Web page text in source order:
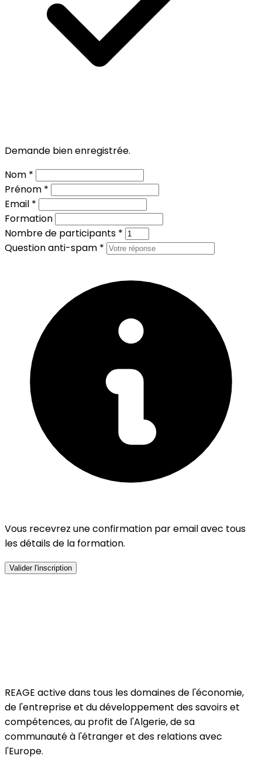
Demande bien enregistrée.
Nom *
Prénom *
Email *
Formation
Nombre de participants *
Question anti-spam *
Vous recevrez une confirmation par email avec tous
les détails de la formation.
Valider l'inscription
REAGE active dans tous les domaines de l'économie,
de l'entreprise et du développement des savoirs et
compétences, au profit de l'Algerie, de sa
communauté à l'étranger et des relations avec
l'Europe.